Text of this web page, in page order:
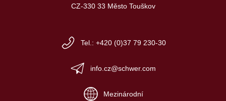
CZ-330 33 Město Touškov
Tel.: +420 (0)37 79 230-30
info.cz@schwer.com
Mezinárodní